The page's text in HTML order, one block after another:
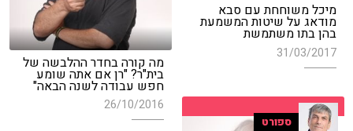
מיכל משוחחת עם סבא
מודאג על שיטות המשמעת
בהן בתו משתמשת
31/03/2017
מה קורה בחדר ההלבשה של
בית"ר? "רן אם אתה שומע
חפש עבודה לשנה הבאה"
26/10/2016
ספורט